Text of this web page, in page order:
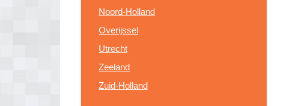
Noord-Holland
Overijssel
Utrecht
Zeeland
Zuid-Holland